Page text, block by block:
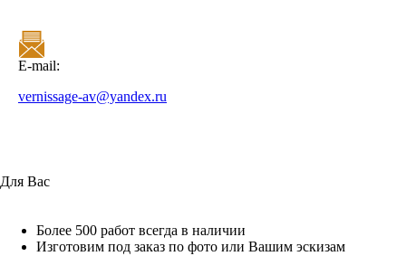
E-mail:
vernissage-av@yandex.ru
Для Вас
Более 500 работ всегда в наличии
Изготовим под заказ по фото или Вашим эскизам